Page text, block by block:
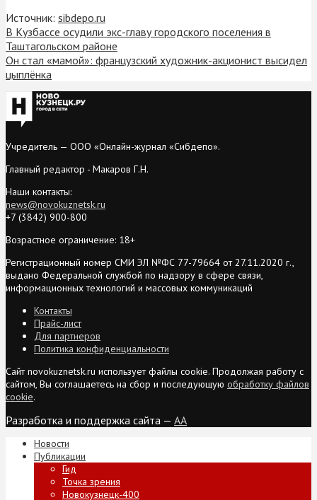
Источник: sibdepo.ru
В Кузбассе осудили экс-главу городского поселения в
Таштагольском районе
Он стал «мамой»: французский художник-акционист высидел
цыплёнка
Учредитель — ООО «Онлайн-журнал «Сибдепо».
Главный редактор - Макаров Г.Н.
Наши контакты:
news@novokuznetsk.ru
+7 (3842) 900-800
Возрастное ограничение: 18+
Регистрационный номер СМИ ЭЛ №ФС 77-79664 от 27.11.2020 г.,
выдано Федеральной службой по надзору в сфере связи,
информационных технологий и массовых коммуникаций
Контакты
Прайс-лист
Для партнеров
Политика конфиденциальности
Сайт novokuznetsk.ru использует файлы cookie. Продолжая работу с
сайтом, Вы соглашаетесь на сбор и последующую обработку файлов
cookie.
Разработка и поддержка сайта — AA
Новости
Публикации
Гид
Точка зрения
Новокузнецк-400